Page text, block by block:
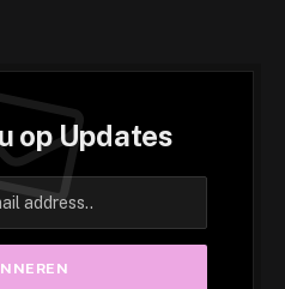
op Updates